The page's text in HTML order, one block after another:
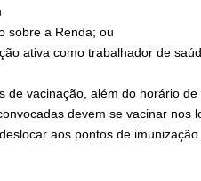
sobre a Renda; ou
ativa como trabalhador de
de vacinação, além do horário
devem se vacinar
aos pontos de imunização.